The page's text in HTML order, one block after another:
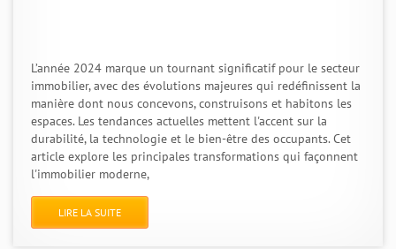
L’année 2024 marque un tournant significatif pour le secteur
immobilier, avec des évolutions majeures qui redéfinissent la
manière dont nous concevons, construisons et habitons les
espaces. Les tendances actuelles mettent l'accent sur la
durabilité, la technologie et le bien-être des occupants. Cet
article explore les principales transformations qui façonnent
l'immobilier moderne,
LIRE LA SUITE